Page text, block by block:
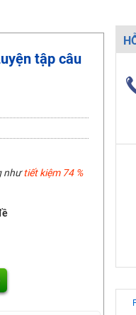
tập câu
nhưtiết kiệm 74 %